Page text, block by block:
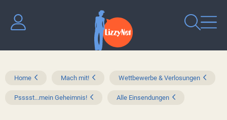
Home Mach mit! Wettbewerbe & Verlosungen
Psssst...mein Geheimnis! Alle Einsendungen